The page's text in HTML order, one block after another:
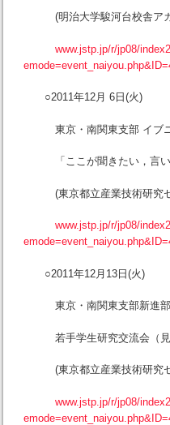
(明治大学駿河台校舎アカ
www.jstp.jp/r/jp08/
○2011年12月 6日(火)
東京・南関東支部 イブニ
「ここが聞きたい，言い
(東京都立産業技術研究セ
www.jstp.jp/r/jp08/
○2011年12月13日(火)
東京・南関東支部新進部
若手学生研究交流会（見
(東京都立産業技術研究セ
www.jstp.jp/r/jp08/